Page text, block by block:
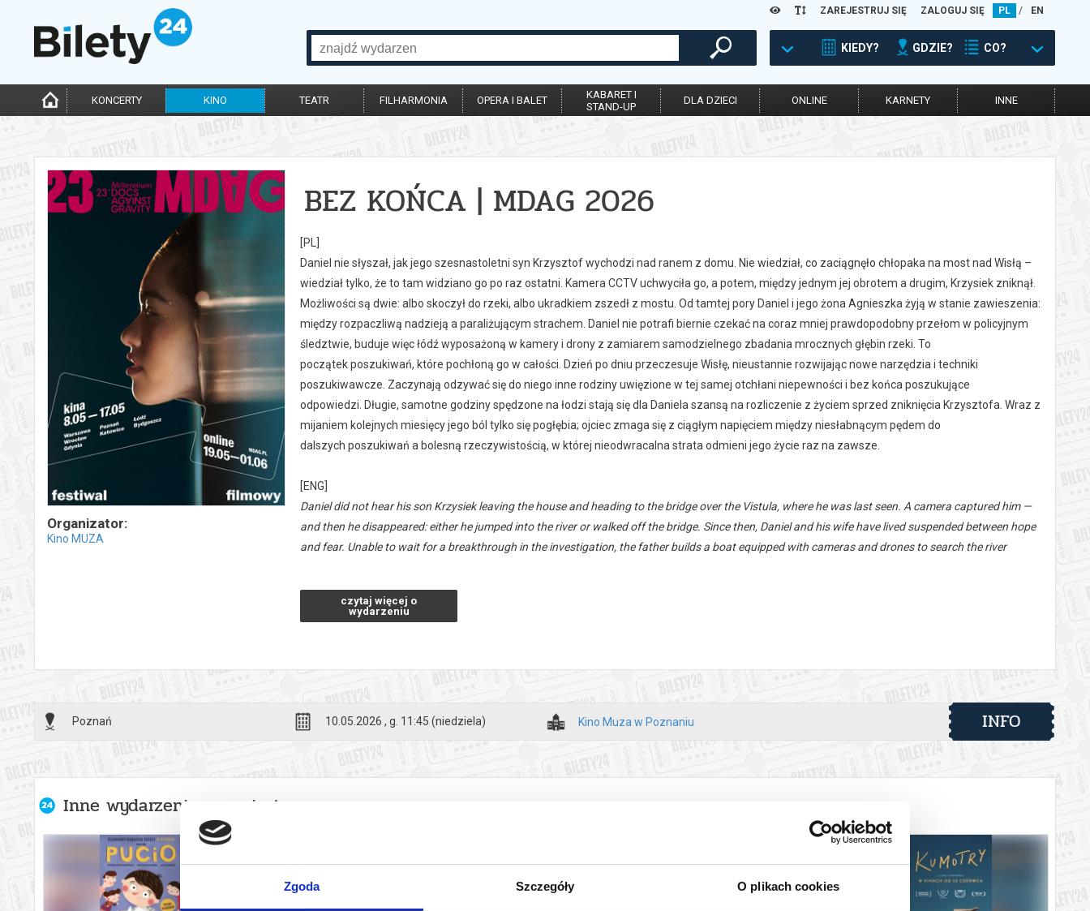
Zgoda Szczegóły O plikach cookies
ZAREJESTRUJ SIĘ ZALOGUJ SIĘ PL / EN
KIEDY? GDZIE? CO?
KONCERTY KINO TEATR FILHARMONIA OPERA I BALET
KABARET I
STAND-UP
DLA DZIECI ONLINE KARNETY INNE
Organizator:
Kino MUZA
BEZ KOŃCA | MDAG 2026
[PL]
Daniel nie słyszał, jak jego szesnastoletni syn Krzysztof wychodzi nad ranem z domu. Nie wiedział, co zaciągnęło chłopaka na most nad Wisłą –
wiedział tylko, że to tam widziano go po raz ostatni. Kamera CCTV uchwyciła go, a potem, między jednym jej obrotem a drugim, Krzysiek zniknął.
Możliwości są dwie: albo skoczył do rzeki, albo ukradkiem zszedł z mostu. Od tamtej pory Daniel i jego żona Agnieszka żyją w stanie zawieszenia:
między rozpaczliwą nadzieją a paraliżującym strachem. Daniel nie potrafi biernie czekać na coraz mniej prawdopodobny przełom w policyjnym
śledztwie, buduje więc łódź wyposażoną w kamery i drony z zamiarem samodzielnego zbadania mrocznych głębin rzeki. To
początek poszukiwań, które pochłoną go w całości. Dzień po dniu przeczesuje Wisłę, nieustannie rozwijając nowe narzędzia i techniki
poszukiwawcze. Zaczynają odzywać się do niego inne rodziny uwięzione w tej samej otchłani niepewności i bez końca poszukujące
odpowiedzi. Długie, samotne godziny spędzone na łodzi stają się dla Daniela szansą na rozliczenie z życiem sprzed zniknięcia Krzysztofa. Wraz z
mijaniem kolejnych miesięcy jego ból tylko się pogłębia; ojciec zmaga się z ciągłym napięciem między niesłabnącym pędem do
dalszych poszukiwań a bolesną rzeczywistością, w której nieodwracalna strata odmieni jego życie raz na zawsze.
[ENG]
Daniel did not hear his son Krzysiek leaving the house and heading to the bridge over the Vistula, where he was last seen. A camera captured him —
and then he disappeared: either he jumped into the river or walked off the bridge. Since then, Daniel and his wife have lived suspended between hope
and fear. Unable to wait for a breakthrough in the investigation, the father builds a boat equipped with cameras and drones to search the river
czytaj więcej o
wydarzeniu
Poznań 10.05.2026 , g. 11:45 (niedziela) Kino Muza w Poznaniu INFO
Inne wydarzenia organizatora